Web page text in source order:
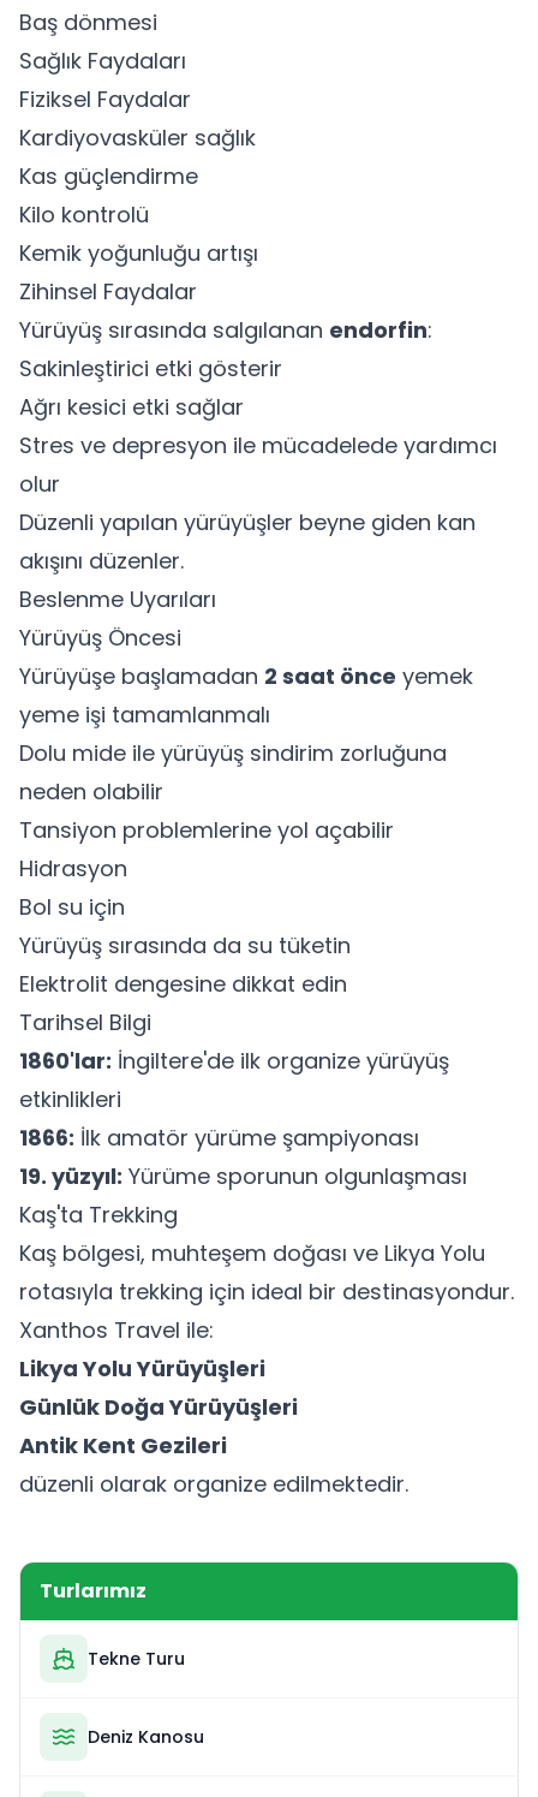
Baş dönmesi
Sağlık Faydaları
Fiziksel Faydalar
Kardiyovasküler sağlık
Kas güçlendirme
Kilo kontrolü
Kemik yoğunluğu artışı
Zihinsel Faydalar
Yürüyüş sırasında salgılanan endorfin:
Sakinleştirici etki gösterir
Ağrı kesici etki sağlar
Stres ve depresyon ile mücadelede yardımcı
olur
Düzenli yapılan yürüyüşler beyne giden kan
akışını düzenler.
Beslenme Uyarıları
Yürüyüş Öncesi
Yürüyüşe başlamadan 2 saat önce yemek
yeme işi tamamlanmalı
Dolu mide ile yürüyüş sindirim zorluğuna
neden olabilir
Tansiyon problemlerine yol açabilir
Hidrasyon
Bol su için
Yürüyüş sırasında da su tüketin
Elektrolit dengesine dikkat edin
Tarihsel Bilgi
1860'lar: İngiltere'de ilk organize yürüyüş
etkinlikleri
1866: İlk amatör yürüme şampiyonası
19. yüzyıl: Yürüme sporunun olgunlaşması
Kaş'ta Trekking
Kaş bölgesi, muhteşem doğası ve Likya Yolu
rotasıyla trekking için ideal bir destinasyondur.
Xanthos Travel ile:
Likya Yolu Yürüyüşleri
Günlük Doğa Yürüyüşleri
Antik Kent Gezileri
düzenli olarak organize edilmektedir.
Turlarımız
Tekne Turu
Deniz Kanosu